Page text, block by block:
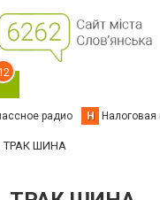
радио Н
ТРАК ШИНА